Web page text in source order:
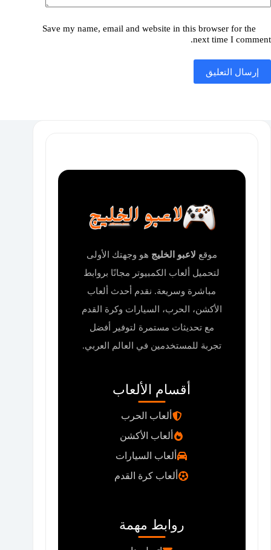
Save my name, email and website in this browser for the
next time I comment.
إرسال التعليق
موقع لاعبو الخليج هو وجهتك الأولى
لتحميل ألعاب الكمبيوتر مجانًا بروابط
مباشرة وسريعة. نقدم أحدث ألعاب
الأكشن، الحرب، السيارات وكرة القدم
مع تحديثات مستمرة لتوفير أفضل
تجربة للمستخدمين في العالم العربي.
أقسام الألعاب
ألعاب الحرب
ألعاب الأكشن
ألعاب السيارات
ألعاب كرة القدم
روابط مهمة